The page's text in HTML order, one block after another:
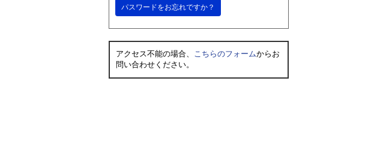
パスワードをお忘れですか？
アクセス不能の場合、 こちらのフォームからお
問い合わせください。